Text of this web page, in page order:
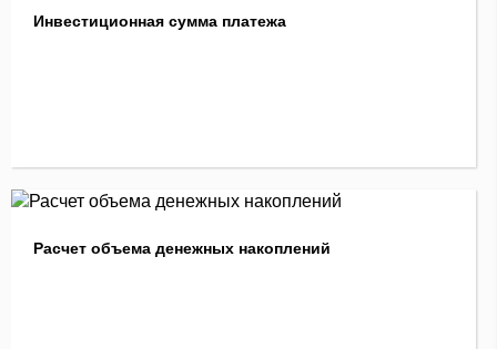
Инвестиционная сумма платежа
Расчет объема денежных накоплений